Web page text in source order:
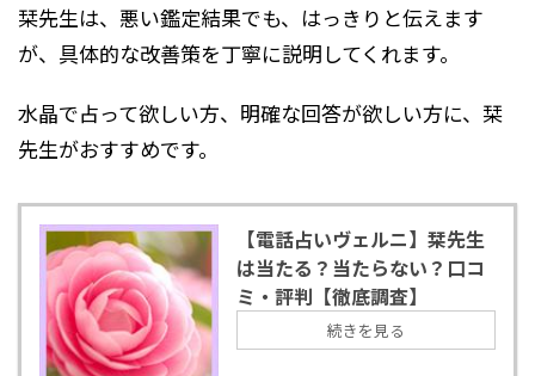
栞先生は、悪い鑑定結果でも、はっきりと伝えます
が、具体的な改善策を丁寧に説明してくれます。
水晶で占って欲しい方、明確な回答が欲しい方に、栞
先生がおすすめです。
【電話占いヴェルニ】栞先生
は当たる？当たらない？口コ
ミ・評判【徹底調査】
続きを見る